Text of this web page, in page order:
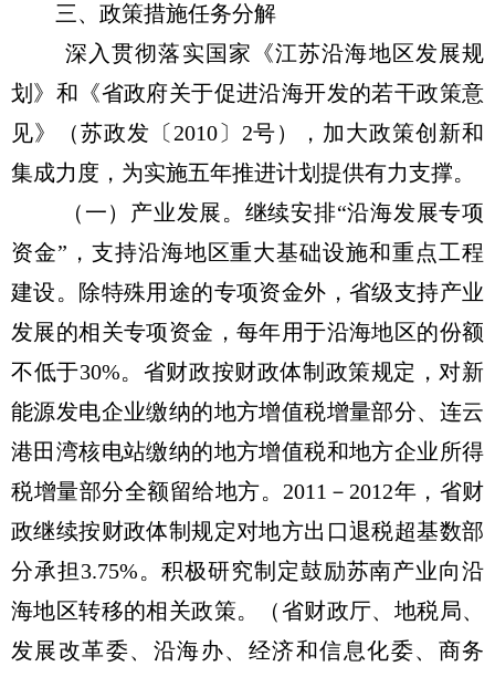
三、政策措施任务分解
深入贯彻落实国家《江苏沿海地区发展规
划》和《省政府关于促进沿海开发的若干政策意
见》（苏政发〔2010〕2号），加大政策创新和
集成力度，为实施五年推进计划提供有力支撑。
（一）产业发展。继续安排“沿海发展专项
资金”，支持沿海地区重大基础设施和重点工程
建设。除特殊用途的专项资金外，省级支持产业
发展的相关专项资金，每年用于沿海地区的份额
不低于30%。省财政按财政体制政策规定，对新
能源发电企业缴纳的地方增值税增量部分、连云
港田湾核电站缴纳的地方增值税和地方企业所得
税增量部分全额留给地方。2011－2012年，省财
政继续按财政体制规定对地方出口退税超基数部
分承担3.75%。积极研究制定鼓励苏南产业向沿
海地区转移的相关政策。（省财政厅、地税局、
发展改革委、沿海办、经济和信息化委、商务